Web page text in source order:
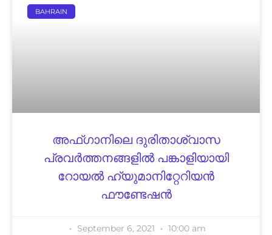
BAHRAIN
അഫ്ഗാനിലെ ദുരിതാശ്വാസ
പ്രവർത്തനങ്ങളിൽ പങ്കാളിയായി
റോയൽ ഹ്യുമാനിറ്റേറിയൻ
ഫൗണ്ടേഷൻ
September 6, 2021 10:00 am